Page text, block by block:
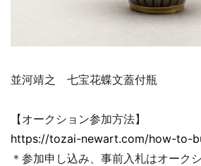
並河靖之 七宝花蝶文蓋付瓶
【オークション参加方法】
https://tozai-newart.com/how-to-
＊参加申し込み、事前入札はオーク